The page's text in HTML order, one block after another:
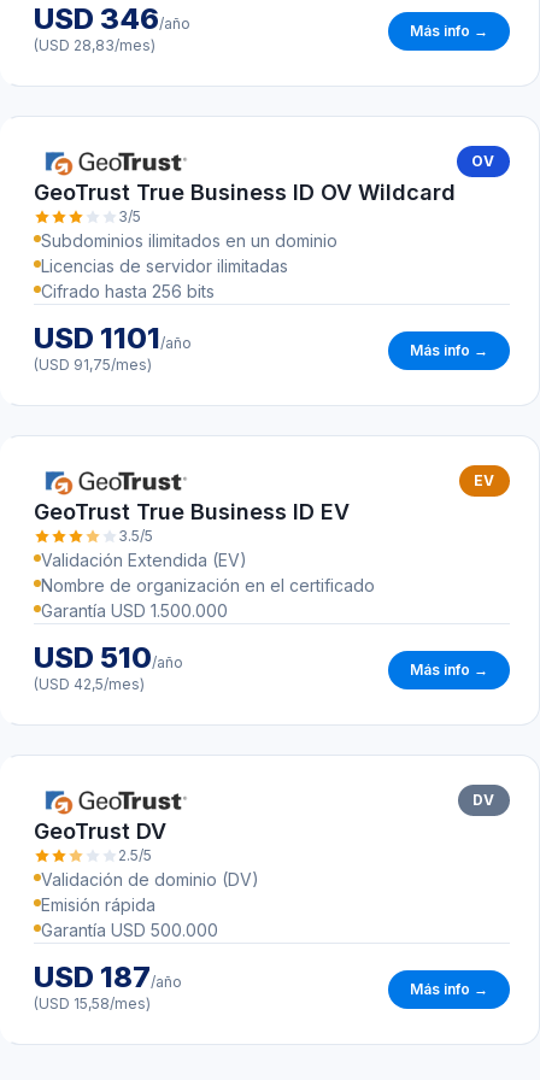
USD 346/año
(USD 28,83/mes)
Más info →
OV
GeoTrust True Business ID OV Wildcard
3/5
Subdominios ilimitados en un dominio
Licencias de servidor ilimitadas
Cifrado hasta 256 bits
USD 1101/año
(USD 91,75/mes)
Más info →
EV
GeoTrust True Business ID EV
3.5/5
Validación Extendida (EV)
Nombre de organización en el certificado
Garantía USD 1.500.000
USD 510/año
(USD 42,5/mes)
Más info →
DV
GeoTrust DV
2.5/5
Validación de dominio (DV)
Emisión rápida
Garantía USD 500.000
USD 187/año
(USD 15,58/mes)
Más info →